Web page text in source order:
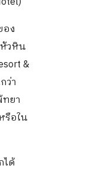
ง
วหิน
&
ว่า
ยา
รือใน
ด้